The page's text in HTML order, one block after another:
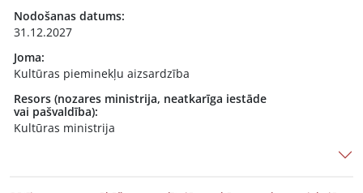
Nodošanas datums:
31.12.2027
Joma:
Kultūras pieminekļu aizsardzība
Resors (nozares ministrija, neatkarīga iestāde
vai pašvaldība):
Kultūras ministrija